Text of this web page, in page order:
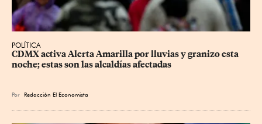
POLÍTICA
CDMX activa Alerta Amarilla por lluvias y granizo esta
noche; estas son las alcaldías afectadas
Por Redacción El Economista